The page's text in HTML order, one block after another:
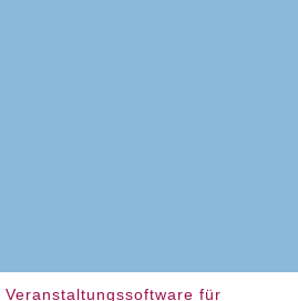
Veranstaltungssoftware für